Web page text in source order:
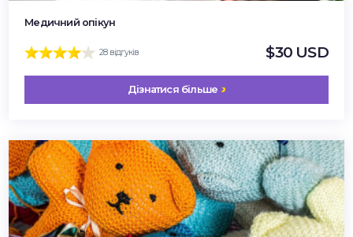
Медичний опікун
28 відгуків $30 USD
Дізнатися більше